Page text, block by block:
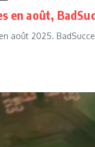
en août,
août 2025.